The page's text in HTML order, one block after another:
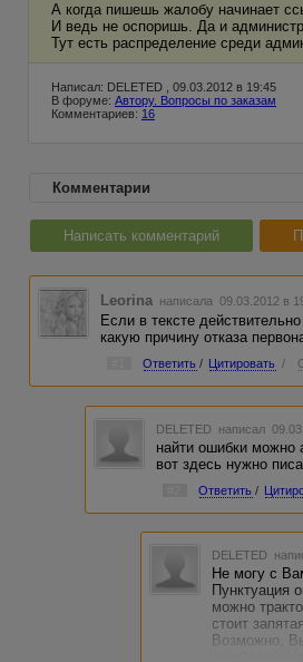
А когда пишешь жалобу начинает
И ведь не оспоришь. Да и
Тут есть распределение среди
Написал: DELETED , 09.03.2012 в 19:45
В форуме: Автору. Вопросы по заказам
Комментариев: 16
Комментарии
Написать комментарий
Leorina написала 09.03.2012 в
Если в тексте
какую причину отказа
Ответить / Цитировать /
DELETED написал
найти ошибки можно
вот здесь нужно
Ответить /
DELETED
Не могу с
Пунктуация
можно
стоит
Возможно,